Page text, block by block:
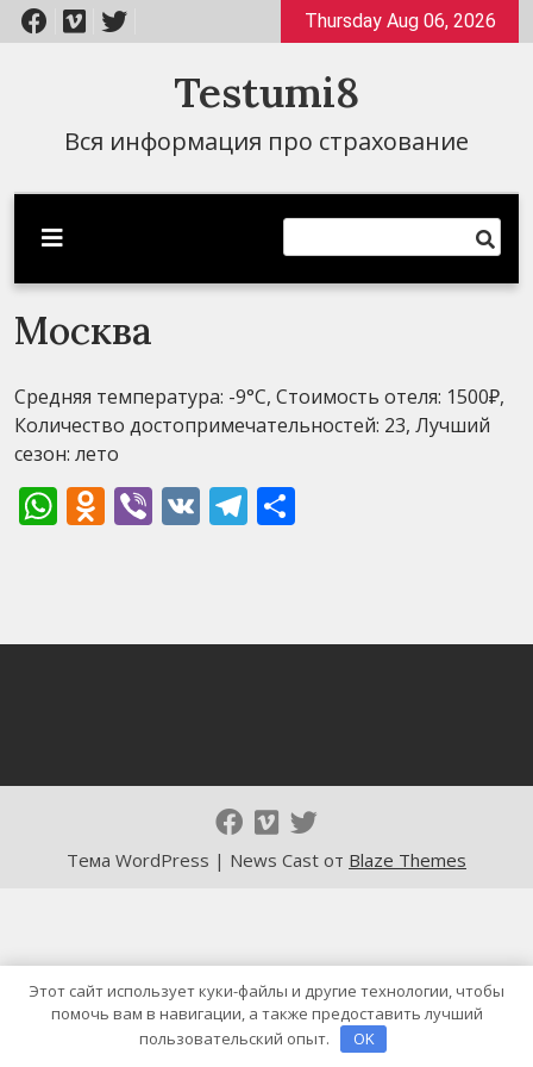
Перейти
к
Thursday Aug 06, 2026
Testumi8
Вся информация про страхование
Москва
Средняя температура: -9°C, Стоимость отеля: 1500₽,
Количество достопримечательностей: 23, Лучший
сезон: лето
WhatsApp
Odnoklassniki
Viber
VK Telegram
Тема WordPress | News Cast от Blaze Themes
Этот сайт использует куки-файлы и другие технологии, чтобы
помочь вам в навигации, а также предоставить лучший
пользовательский опыт.
OK